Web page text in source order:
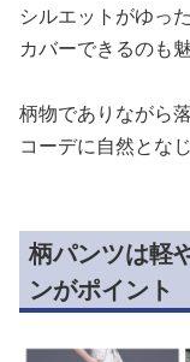
シルエットがゆっ
カバーできるのも魅
柄物でありながら
コーデに自然とな
柄パンツは軽
ンがポイント